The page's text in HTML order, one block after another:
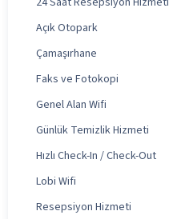
Açık Otopark
Çamaşırhane
Faks ve Fotokopi
Genel Alan Wifi
Günlük Temizlik Hizmeti
Hızlı Check-In / Check-Out
Lobi Wifi
Resepsiyon Hizmeti